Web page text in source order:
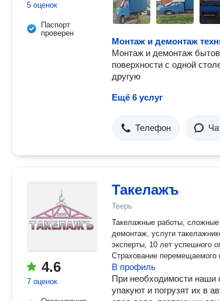
5 оценок
Паспорт
проверен
Монтаж и демонтаж
поверхности с одной
другую
Ещё 6 услуг
Телефон
4.6
7 оценок
Такелажъ
Тверь
Такелажные работы, сложные
демонтаж, услуги
эксперты, 10 лет успешного
Страхование перемещаемого
В профиль
При необходимости наши
упакуют и погрузят их в